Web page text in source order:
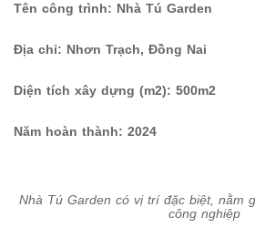
Tên công trình: Nhà Tú Garden
Địa chỉ: Nhơn Trạch, Đồng Nai
Diện tích xây dựng (m2): 500m2
Năm hoàn thành: 2024
Nhà Tú Garden có vị trí đặc biệt, nằm
công nghiệp